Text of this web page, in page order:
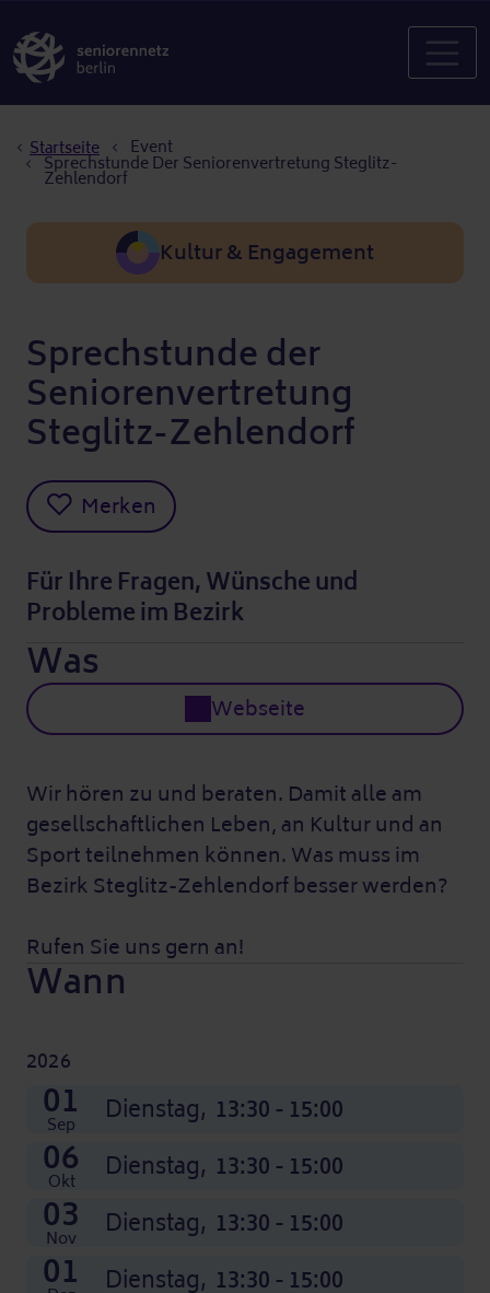
Startseite Event
Sprechstunde Der Seniorenvertretung Steglitz-
Zehlendorf
Kultur & Engagement
Sprechstunde der
Seniorenvertretung
Steglitz-Zehlendorf
Merken
Für Ihre Fragen, Wünsche und
Probleme im Bezirk
Was
Webseite
Wir hören zu und beraten. Damit alle am
gesellschaftlichen Leben, an Kultur und an
Sport teilnehmen können. Was muss im
Bezirk Steglitz-Zehlendorf besser werden?
Rufen Sie uns gern an!
Wann
2026
01
Sep Dienstag, 13:30 - 15:00
06
Okt Dienstag, 13:30 - 15:00
03
Nov Dienstag, 13:30 - 15:00
01 Dienstag, 13:30 - 15:00